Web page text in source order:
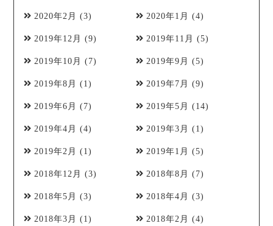
2020年2月 (3) 2020年1月 (4)
2019年12月 (9) 2019年11月 (5)
2019年10月 (7) 2019年9月 (5)
2019年8月 (1) 2019年7月 (9)
2019年6月 (7) 2019年5月 (14)
2019年4月 (4) 2019年3月 (1)
2019年2月 (1) 2019年1月 (5)
2018年12月 (3) 2018年8月 (7)
2018年5月 (3) 2018年4月 (3)
2018年3月 (1) 2018年2月 (4)